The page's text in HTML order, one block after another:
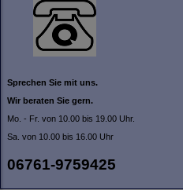
Sprechen Sie mit uns.
Wir beraten Sie gern.
Mo. - Fr. von 10.00 bis 19.00 Uhr.
Sa. von 10.00 bis 16.00 Uhr
06761-9759425